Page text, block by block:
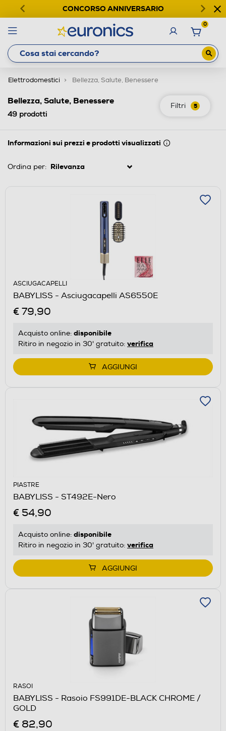
CONCORSO ANNIVERSARIO
0
Elettrodomestici Bellezza, Salute, Benessere
Filtri 5
Bellezza, Salute, Benessere
49 prodotti
Informazioni sui prezzi e prodotti visualizzati
Ordina per:
ASCIUGACAPELLI
BABYLISS - Asciugacapelli AS6550E
€ 79,90
Acquisto online: disponibile
Ritiro in negozio in 30' gratuito: verifica
AGGIUNGI
PIASTRE
BABYLISS - ST492E-Nero
€ 54,90
Acquisto online: disponibile
Ritiro in negozio in 30' gratuito: verifica
AGGIUNGI
RASOI
BABYLISS - Rasoio FS991DE-BLACK CHROME /
GOLD
€ 82,90